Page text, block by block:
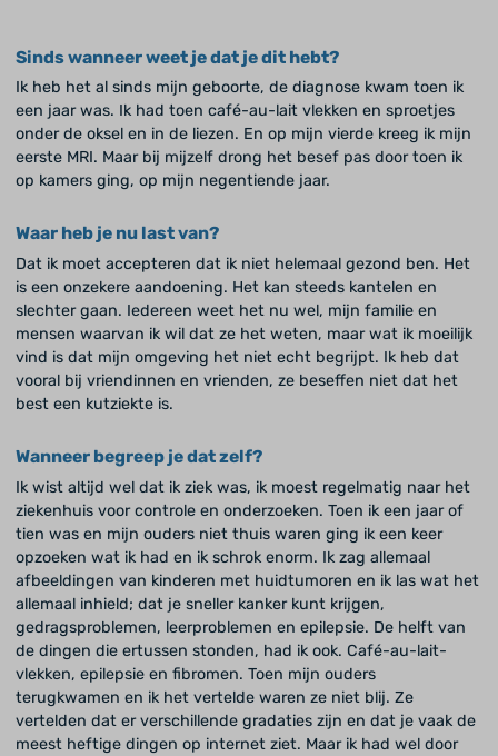
Sinds wanneer weet je dat je dit hebt?
Ik heb het al sinds mijn geboorte, de diagnose kwam toen ik
een jaar was. Ik had toen café-au-lait vlekken en sproetjes
onder de oksel en in de liezen. En op mijn vierde kreeg ik mijn
eerste MRI. Maar bij mijzelf drong het besef pas door toen ik
op kamers ging, op mijn negentiende jaar.
Waar heb je nu last van?
Dat ik moet accepteren dat ik niet helemaal gezond ben. Het
is een onzekere aandoening. Het kan steeds kantelen en
slechter gaan. Iedereen weet het nu wel, mijn familie en
mensen waarvan ik wil dat ze het weten, maar wat ik moeilijk
vind is dat mijn omgeving het niet echt begrijpt. Ik heb dat
vooral bij vriendinnen en vrienden, ze beseffen niet dat het
best een kutziekte is.
Wanneer begreep je dat zelf?
Ik wist altijd wel dat ik ziek was, ik moest regelmatig naar het
ziekenhuis voor controle en onderzoeken. Toen ik een jaar of
tien was en mijn ouders niet thuis waren ging ik een keer
opzoeken wat ik had en ik schrok enorm. Ik zag allemaal
afbeeldingen van kinderen met huidtumoren en ik las wat het
allemaal inhield; dat je sneller kanker kunt krijgen,
gedragsproblemen, leerproblemen en epilepsie. De helft van
de dingen die ertussen stonden, had ik ook. Café-au-lait-
vlekken, epilepsie en fibromen. Toen mijn ouders
terugkwamen en ik het vertelde waren ze niet blij. Ze
vertelden dat er verschillende gradaties zijn en dat je vaak de
meest heftige dingen op internet ziet. Maar ik had wel door